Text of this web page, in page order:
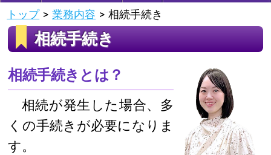
トップ > 業務内容 > 相続手続き
相続手続き
相続手続きとは？
相続が発生した場合、多
くの手続きが必要になりま
す。